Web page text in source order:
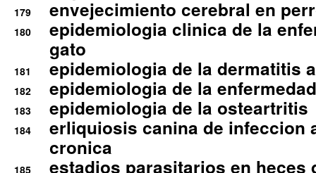
179 envejecimiento cerebral en
180
epidemiologia clinica de la
gato
181 epidemiologia de la dermatitis
182 epidemiologia de la
183 epidemiologia de la osteartritis
184
erliquiosis canina de infeccion
cronica
185 estadios parasitarios en heces